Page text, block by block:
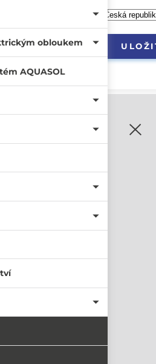
PŘIHLÁSIT SE
nastavit nové heslo
obloukem
AQUASOL